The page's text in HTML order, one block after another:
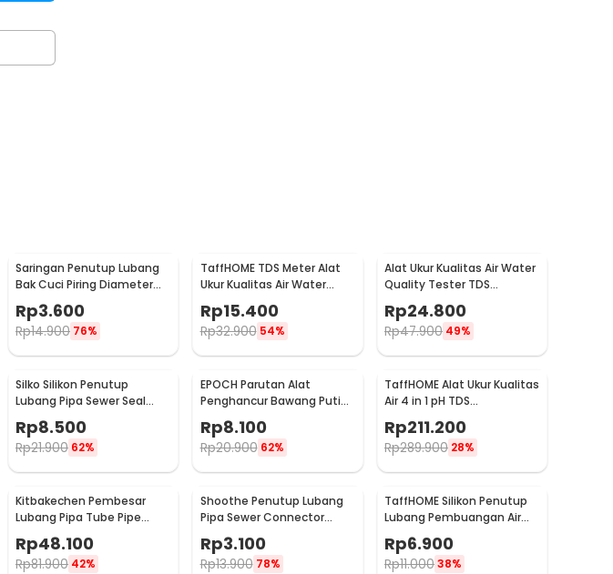
Saringan Penutup Lubang
Bak Cuci Piring Diameter
7.8cm - M128
Rp3.600
Rp14.900 76%
TaffHOME TDS Meter Alat
Ukur Kualitas Air Water
Rp15.400
Rp32.900 54%
Alat Ukur Kualitas Air Water
Quality Tester TDS
Electrolyzer - JJ2850
Rp24.800
Rp47.900 49%
Silko Silikon Penutup
Lubang Pipa Sewer Seal
Leak Water Pipe - YS02
Rp8.500
Rp21.900 62%
EPOCH Parutan Alat
Penghancur Bawang Putih
Garlic Presser - A45
Rp8.100
Rp20.900 62%
TaffHOME Alat Ukur Kualitas
Air 4 in 1 pH TDS
- KT-686
Rp211.200
Rp289.900 28%
Kitbakechen Pembesar
Lubang Pipa Tube Pipe
Expander 6PCS - GJ2885
Rp48.100
Rp81.900 42%
Shoothe Penutup Lubang
Pipa Sewer Connector
Sealing Plug - YS03
Rp3.100
Rp13.900 78%
TaffHOME Silikon Penutup
Lubang Pembuangan Air
Sewer Drain Cover - YSJ224
Rp6.900
Rp11.00038%